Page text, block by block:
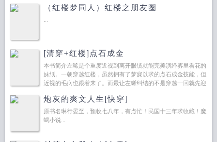
（红楼梦同人）红楼之朋友圈
...
[清穿+红楼]点石成金
本书简介左晞是个重度近视到离开眼镜就能完美演绎雾里看花的
妹纸。一朝穿越红楼，虽然拥有了梦寐以求的点石成金技能，但
近视的毛病也跟着来了。而最让左睎纠结的不是穿越一回就先迎
炮灰的爽文人生[快穿]
原书名琳行晏至，预收七八年，有点忙！民国十三年求收藏！魔
蝎小说...